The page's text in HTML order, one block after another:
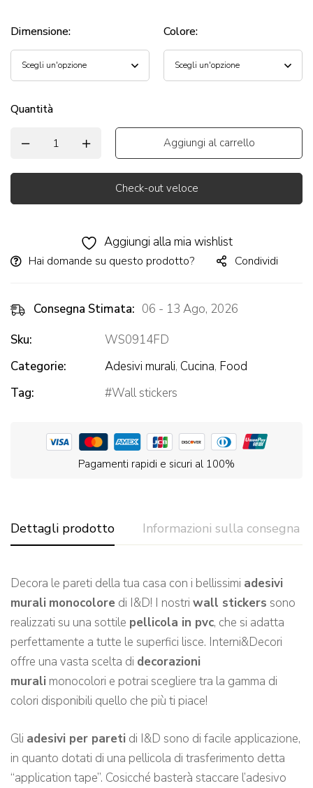
Dimensione: Colore:
Quantità
Aggiungi al carrello
Check-out veloce
Aggiungi alla mia wishlist
Hai domande su questo prodotto? Condividi
Consegna Stimata: 06 - 13 Ago, 2026
Sku:
WS0914FD
Categorie:
Adesivi murali, Cucina, Food
Tag:
Wall stickers
Pagamenti rapidi e sicuri al 100%
Dettagli prodotto Informazioni sulla consegna
Decora le pareti della tua casa con i bellissimi adesivi
murali monocolore di I&D! I nostri wall stickers sono
realizzati su una sottile pellicola in pvc, che si adatta
perfettamente a tutte le superfici lisce. Interni&Decori
offre una vasta scelta di decorazioni
murali monocolori e potrai scegliere tra la gamma di
colori disponibili quello che più ti piace!
Gli adesivi per pareti di I&D sono di facile applicazione,
in quanto dotati di una pellicola di trasferimento detta
“application tape”. Cosicché basterà staccare l’adesivo